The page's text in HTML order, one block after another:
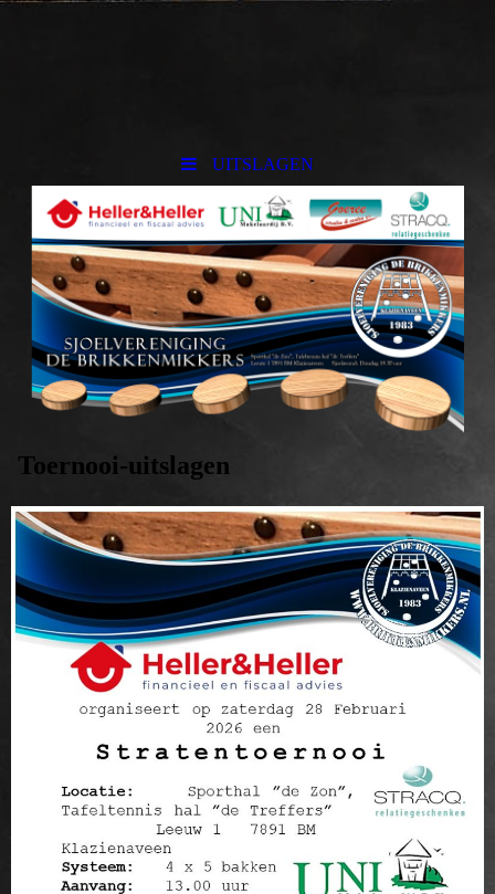
UITSLAGEN
Toernooi-uitslagen